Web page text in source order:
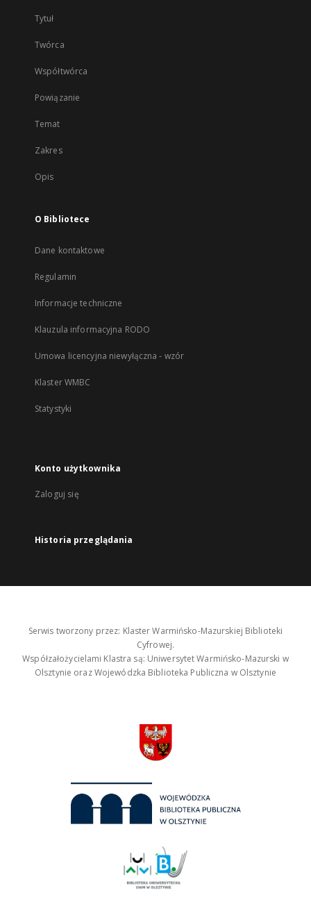
Tytuł
Twórca
Współtwórca
Powiązanie
Temat
Zakres
Opis
O Bibliotece
Dane kontaktowe
Regulamin
Informacje techniczne
Klauzula informacyjna RODO
Umowa licencyjna niewyłączna - wzór
Klaster WMBC
Statystyki
Konto użytkownika
Zaloguj się
Historia przeglądania
Serwis tworzony przez: Klaster Warmińsko-Mazurskiej Biblioteki
Cyfrowej.
Współzałożycielami Klastra są: Uniwersytet Warmińsko-Mazurski w
Olsztynie oraz Wojewódzka Biblioteka Publiczna w Olsztynie